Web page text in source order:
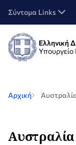
Σύντομα Links
Ελληνική
Υπουργείο
Αρχική
Αυστραλία